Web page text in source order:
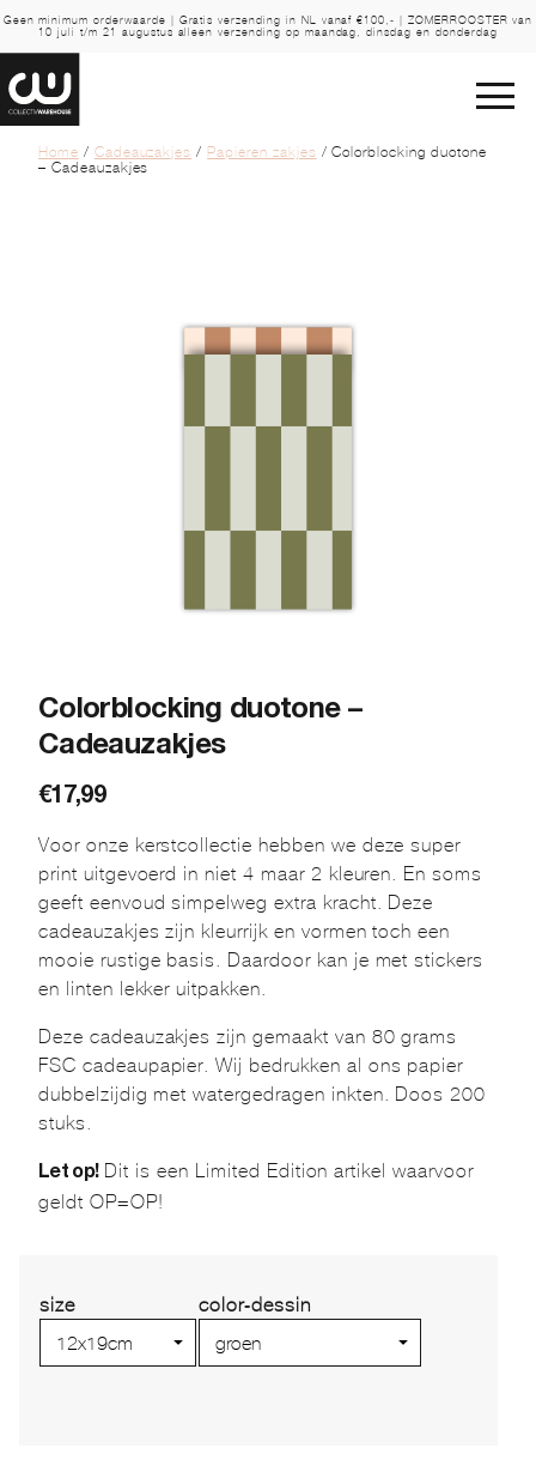
Geen minimum orderwaarde | Gratis verzending in NL vanaf €100,- | ZOMERROOSTER van
10 juli t/m 21 augustus alleen verzending op maandag, dinsdag en donderdag
Home / Cadeauzakjes / Papieren zakjes / Colorblocking duotone
– Cadeauzakjes
Colorblocking duotone –
Cadeauzakjes
€17,99
Voor onze kerstcollectie hebben we deze super
print uitgevoerd in niet 4 maar 2 kleuren. En soms
geeft eenvoud simpelweg extra kracht. Deze
cadeauzakjes zijn kleurrijk en vormen toch een
mooie rustige basis. Daardoor kan je met stickers
en linten lekker uitpakken.
Deze cadeauzakjes zijn gemaakt van 80 grams
FSC cadeaupapier. Wij bedrukken al ons papier
dubbelzijdig met watergedragen inkten. Doos 200
stuks.
Let op!Dit is een Limited Edition artikel waarvoor
geldt OP=OP!
size color-dessin